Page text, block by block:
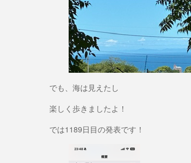
でも、海は見えたし
楽しく歩きましたよ！
では1189日目の発表です！